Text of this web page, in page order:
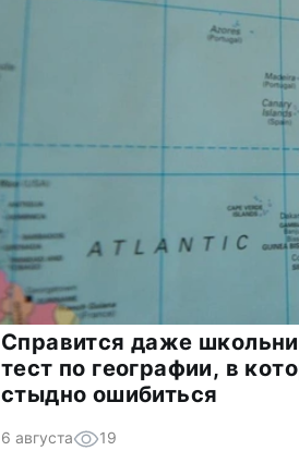
Справится даже
тест по географии, в
стыдно ошибиться
6 августа 19